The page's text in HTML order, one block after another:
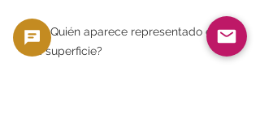
P. ¿Quién aparece representado en
la superficie?